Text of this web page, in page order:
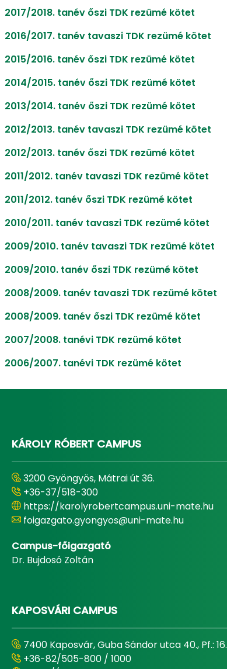
2017/2018. tanév őszi TDK rezümé kötet
2016/2017. tanév tavaszi TDK rezümé kötet
2015/2016. tanév őszi TDK rezümé kötet
2014/2015. tanév őszi TDK rezümé kötet
2013/2014. tanév őszi TDK rezümé kötet
2012/2013. tanév tavaszi TDK rezümé kötet
2012/2013. tanév őszi TDK rezümé kötet
2011/2012. tanév tavaszi TDK rezümé kötet
2011/2012. tanév őszi TDK rezümé kötet
2010/2011. tanév tavaszi TDK rezümé kötet
2009/2010. tanév tavaszi TDK rezümé kötet
2009/2010. tanév őszi TDK rezümé kötet
2008/2009. tanév tavaszi TDK rezümé kötet
2008/2009. tanév őszi TDK rezümé kötet
2007/2008. tanévi TDK rezümé kötet
2006/2007. tanévi TDK rezümé kötet
KÁROLY RÓBERT CAMPUS
3200 Gyöngyös, Mátrai út 36.
+36-37/518-300
https://karolyrobertcampus.uni-mate.hu
foigazgato.gyongyos@uni-mate.hu
Campus-főigazgató
Dr. Bujdosó Zoltán
KAPOSVÁRI CAMPUS
7400 Kaposvár, Guba Sándor utca 40., Pf.: 16.
+36-82/505-800 / 1000